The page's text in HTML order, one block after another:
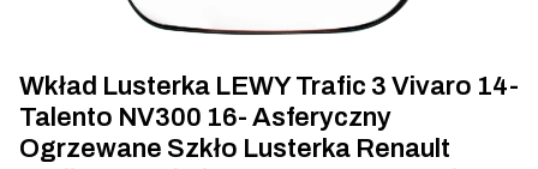
Wkład Lusterka LEWY Trafic 3 Vivaro 14-
Talento NV300 16- Asferyczny
Ogrzewane Szkło Lusterka Renault